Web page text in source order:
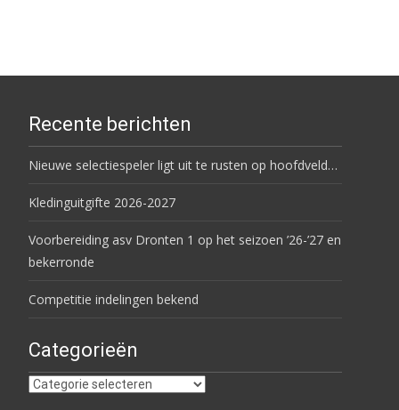
Recente berichten
Nieuwe selectiespeler ligt uit te rusten op hoofdveld…
Kledinguitgifte 2026-2027
Voorbereiding asv Dronten 1 op het seizoen ’26-’27 en
bekerronde
Competitie indelingen bekend
Categorieën
Categorieën